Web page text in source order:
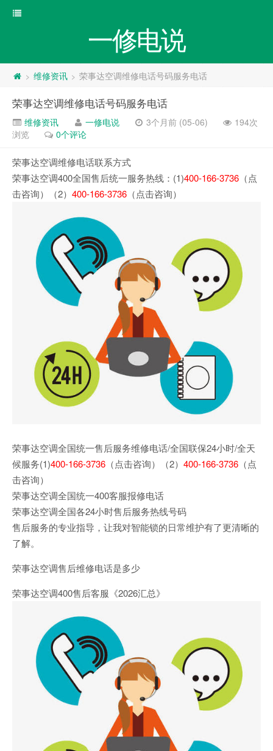
一修电说
> 维修资讯 > 荣事达空调维修电话号码服务电话
荣事达空调维修电话号码服务电话
维修资讯 一修电说 3个月前 (05-06)
194次
浏览
0个评论
荣事达空调维修电话联系方式
荣事达空调400全国售后统一服务热线：(1)400-166-3736 （点
击咨询）（2） 400-166-3736 （点击咨询）
荣事达空调全国统一售后服务维修电话/全国联保24小时/全天
候服务(1)400-166-3736 （点击咨询）（2） 400-166-3736 （点
击咨询）
荣事达空调全国统一400客服报修电话
荣事达空调全国各24小时售后服务热线号码
售后服务的专业指导，让我对智能锁的日常维护有了更清晰的
了解。
荣事达空调售后维修电话是多少
荣事达空调400售后客服《2026汇总》